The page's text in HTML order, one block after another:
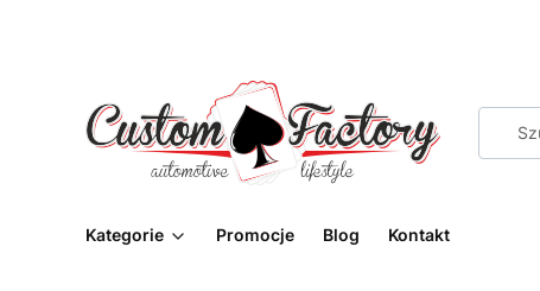
Kategorie Promocje Blog Kontakt